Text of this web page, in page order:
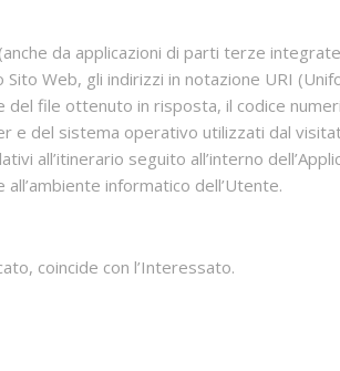
da applicazioni di parti terze
Web, gli indirizzi in notazione URI
file ottenuto in risposta, il codice
del sistema operativo utilizzati dal
all’itinerario seguito all’interno
informatico dell’Utente.
coincide con l’Interessato.